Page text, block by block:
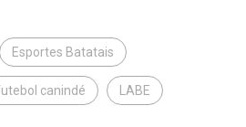
Esportes Batatais
canindé LABE